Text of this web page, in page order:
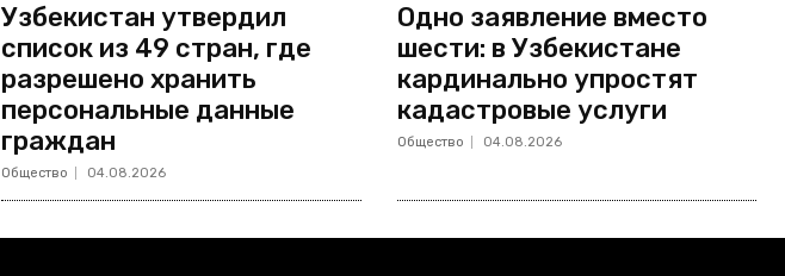
Узбекистан утвердил
список из 49 стран, где
разрешено хранить
персональные данные
граждан
Общество 04.08.2026
Одно заявление вместо
шести: в Узбекистане
кардинально упростят
кадастровые услуги
Общество 04.08.2026